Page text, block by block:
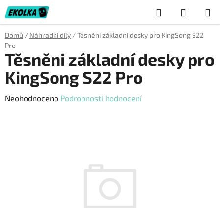
Přejít
na
obsah
Hledat
KOŠÍK
Domů / Náhradní díly /Těsněni základní desky pro KingSong S22
Pro
Těsněni základní desky pro
KingSong S22 Pro
Průměrné
Neohodnoceno Podrobnosti hodnocení